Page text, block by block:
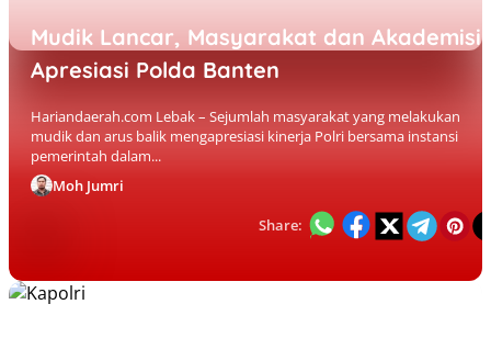
Mudik Lancar, Masyarakat dan Akademisi
Apresiasi Polda Banten
Hariandaerah.com Lebak – Sejumlah masyarakat yang melakukan
mudik dan arus balik mengapresiasi kinerja Polri bersama instansi
pemerintah dalam...
Moh Jumri
Share: